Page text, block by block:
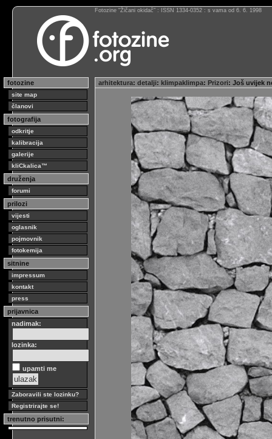
Fotozine “Žičani okidač” : ISSN 1334-0352 : s vama od 6. 6. 1998
fotozine
site map
članovi
fotografija
odkritje
kalibracija
galerije
kliCkalica™
druženja
forumi
prilozi
vijesti
oglasnik
pojmovnik
fotokemija
sitnine
impressum
kontakt
press
prijavnica
nadimak:
lozinka:
upamti me
Zaboravili ste lozinku?
Registrirajte se!
trenutno prisutni:
arhitektura: detalji: klimpaklimpa: Prizori: Još uvijek